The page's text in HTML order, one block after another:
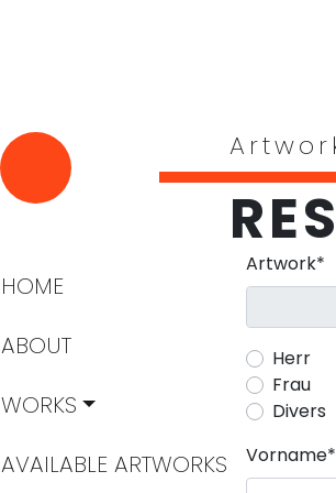
Pflichtfeld
Artwork*
Herr
Frau
Divers
Pflichtfeld
Vorname*
HOME
ABOUT
WORKS
AVAILABLE ARTWORKS